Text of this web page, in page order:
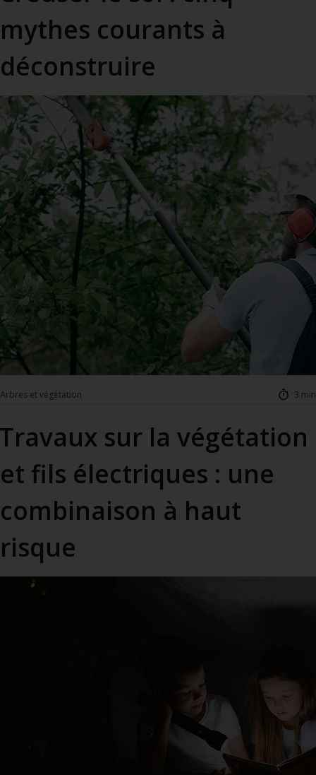
mythes courants à
déconstruire
Arbres et végétation 3 min
Travaux sur la végétation
et fils électriques : une
combinaison à haut
risque